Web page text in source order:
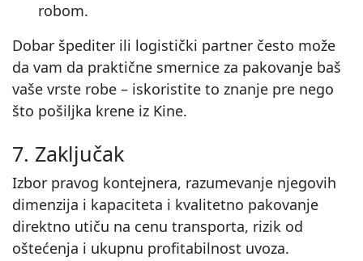
robom.
Dobar špediter ili logistički partner često može
da vam da praktične smernice za pakovanje baš
vaše vrste robe – iskoristite to znanje pre nego
što pošiljka krene iz Kine.
7. Zaključak
Izbor pravog kontejnera, razumevanje njegovih
dimenzija i kapaciteta i kvalitetno pakovanje
direktno utiču na cenu transporta, rizik od
oštećenja i ukupnu profitabilnost uvoza.